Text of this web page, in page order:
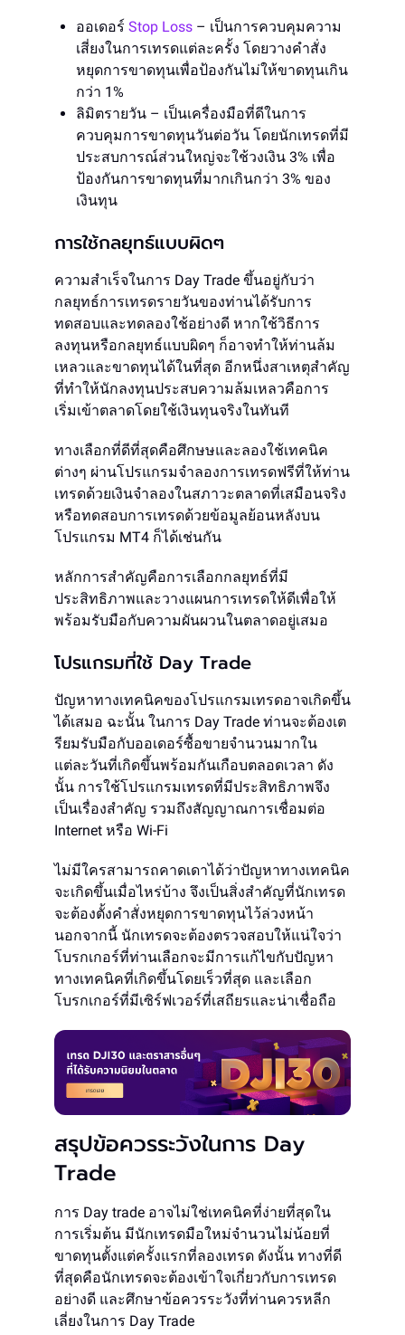
ออเดอร์ Stop Loss – เป็นการควบคุมความ
เสี่ยงในการเทรดแต่ละครั้ง โดยวางคำสั่ง
หยุดการขาดทุนเพื่อป้องกันไม่ให้ขาดทุนเกิน
กว่า 1%
ลิมิตรายวัน – เป็นเครื่องมือที่ดีในการ
ควบคุมการขาดทุนวันต่อวัน โดยนักเทรดที่มี
ประสบการณ์ส่วนใหญ่จะใช้วงเงิน 3% เพื่อ
ป้องกันการขาดทุนที่มากเกินกว่า 3% ของ
เงินทุน
การใช้กลยุทธ์แบบผิดๆ
ความสำเร็จในการ Day Trade ขึ้นอยู่กับว่า
กลยุทธ์การเทรดรายวันของท่านได้รับการ
ทดสอบและทดลองใช้อย่างดี หากใช้วิธีการ
ลงทุนหรือกลยุทธ์แบบผิดๆ ก็อาจทำให้ท่านล้ม
เหลวและขาดทุนได้ในที่สุด อีกหนึ่งสาเหตุสำคัญ
ที่ทำให้นักลงทุนประสบความล้มเหลวคือการ
เริ่มเข้าตลาดโดยใช้เงินทุนจริงในทันที
ทางเลือกที่ดีที่สุดคือศึกษษและลองใช้เทคนิค
ต่างๆ ผ่านโปรแกรมจำลองการเทรดฟรีที่ให้ท่าน
เทรดด้วยเงินจำลองในสภาวะตลาดที่เสมือนจริง
หรือทดสอบการเทรดด้วยข้อมูลย้อนหลังบน
โปรแกรม MT4 ก็ได้เช่นกัน
หลักการสำคัญคือการเลือกกลยุทธ์ที่มี
ประสิทธิภาพและวางแผนการเทรดให้ดีเพื่อให้
พร้อมรับมือกับความผันผวนในตลาดอยู่เสมอ
โปรแกรมที่ใช้ Day Trade
ปัญหาทางเทคนิคของโปรแกรมเทรดอาจเกิดขึ้น
ได้เสมอ ฉะนั้น ในการ Day Trade ท่านจะต้องเต
รียมรับมือกับออเดอร์ซื้อขายจำนวนมากใน
แต่ละวันที่เกิดขึ้นพร้อมกันเกือบตลอดเวลา ดัง
นั้น การใช้โปรแกรมเทรดที่มีประสิทธิภาพจึง
เป็นเรื่องสำคัญ รวมถึงสัญญาณการเชื่อมต่อ
Internet หรือ Wi-Fi
ไม่มีใครสามารถคาดเดาได้ว่าปัญหาทางเทคนิค
จะเกิดขึ้นเมื่อไหร่บ้าง จึงเป็นสิ่งสำคัญที่นักเทรด
จะต้องตั้งคำสั่งหยุดการขาดทุนไว้ล่วงหน้า
นอกจากนี้ นักเทรดจะต้องตรวจสอบให้แน่ใจว่า
โบรกเกอร์ที่ท่านเลือกจะมีการแก้ไขกับปัญหา
ทางเทคนิคที่เกิดขึ้นโดยเร็วที่สุด และเลือก
โบรกเกอร์ที่มีเซิร์ฟเวอร์ที่เสถียรและน่าเชื่อถือ
สรุปข้อควรระวังในการ Day
Trade
การ Day trade อาจไม่ใช่เทคนิคที่ง่ายที่สุดใน
การเริ่มต้น มีนักเทรดมือใหม่จำนวนไม่น้อยที่
ขาดทุนตั้งแต่ครั้งแรกที่ลองเทรด ดังนั้น ทางที่ดี
ที่สุดคือนักเทรดจะต้องเข้าใจเกี่ยวกับการเทรด
อย่างดี และศึกษาข้อควรระวังที่ท่านควรหลีก
เลี่ยงในการ Day Trade